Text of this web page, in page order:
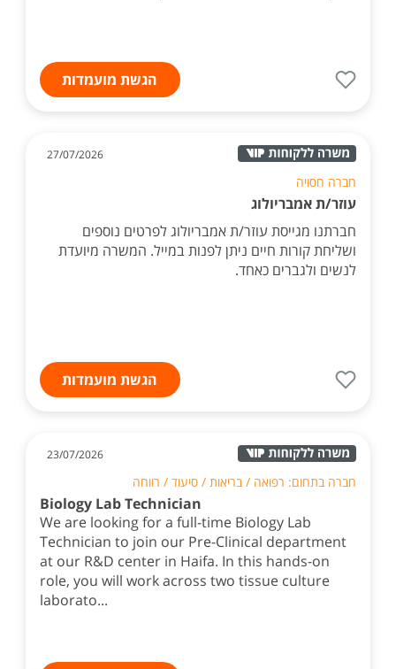
הגשת מועמדות
27/07/2026
חברה חסויה
עוזר/ת אמבריולוג
חברתנו מגייסת עוזר/ת אמבריולוג לפרטים נוספים
ושליחת קורות חיים ניתן לפנות במייל. המשרה מיועדת
לנשים ולגברים כאחד.
הגשת מועמדות
23/07/2026
חברה בתחום: רפואה / בריאות / סיעוד / רווחה
Biology Lab Technician
We are looking for a full-time Biology Lab
Technician to join our Pre-Clinical department
at our R&D center in Haifa. In this hands-on
role, you will work across two tissue culture
laborato...